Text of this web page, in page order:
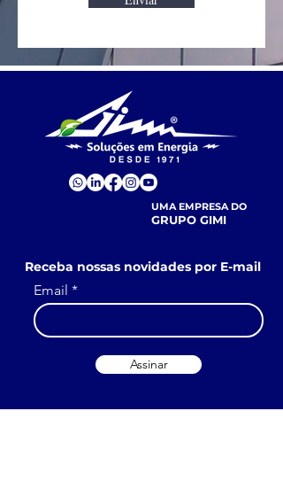
UMA EMPRESA DO
GRUPO GIMI
Receba nossas novidades por E-mail
Email
Assinar